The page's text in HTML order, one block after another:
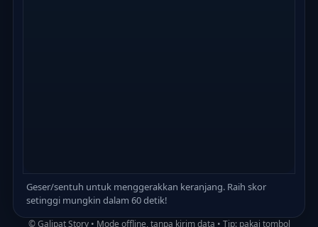
Sentuh/geser untuk
gerakkan
untuk
Geser/sentuh untuk menggerakkan keranjang. Raih skor
setinggi mungkin dalam 60 detik!
© Galipat Story • Mode offline, tanpa kirim data • Tip: pakai tombol